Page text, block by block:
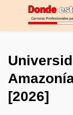
[2026]